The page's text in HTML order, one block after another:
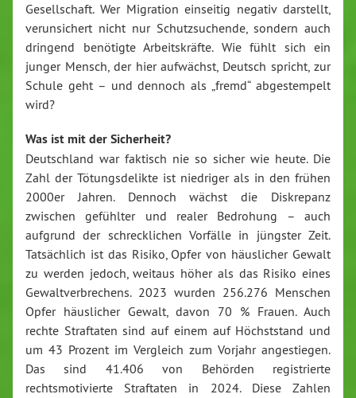
Gesellschaft. Wer Migration einseitig negativ darstellt,
verunsichert nicht nur Schutzsuchende, sondern auch
dringend benötigte Arbeitskräfte. Wie fühlt sich ein
junger Mensch, der hier aufwächst, Deutsch spricht, zur
Schule geht – und dennoch als „fremd“ abgestempelt
wird?
Was ist mit der Sicherheit?
Deutschland war faktisch nie so sicher wie heute. Die
Zahl der Tötungsdelikte ist niedriger als in den frühen
2000er Jahren. Dennoch wächst die Diskrepanz
zwischen gefühlter und realer Bedrohung – auch
aufgrund der schrecklichen Vorfälle in jüngster Zeit.
Tatsächlich ist das Risiko, Opfer von häuslicher Gewalt
zu werden jedoch, weitaus höher als das Risiko eines
Gewaltverbrechens. 2023 wurden 256.276 Menschen
Opfer häuslicher Gewalt, davon 70 % Frauen. Auch
rechte Straftaten sind auf einem auf Höchststand und
um 43 Prozent im Vergleich zum Vorjahr angestiegen.
Das sind 41.406 von Behörden registrierte
rechtsmotivierte Straftaten in 2024. Diese Zahlen